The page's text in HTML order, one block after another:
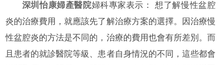
深圳怡康婦產醫院婦科專家表示： 想了解慢性盆腔
炎的治療費用，就應該先了解治療方案的選擇。因治療慢
性盆腔炎的方法是不同的，治療的費用也會有所差別。而
且患者的就診醫院等級、患者自身情況的不同，這些都會